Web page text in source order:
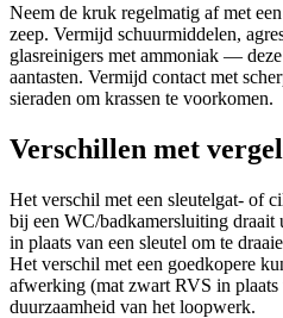
Neem de kruk regelmatig af met
zeep. Vermijd schuurmiddelen,
glasreinigers met ammoniak —
aantasten. Vermijd contact met
sieraden om krassen te voorkomen.
Verschillen met
Het verschil met een sleutelgat- of
bij een WC/badkamersluiting draait
in plaats van een sleutel om te
Het verschil met een goedkopere
afwerking (mat zwart RVS in
duurzaamheid van het loopwerk.